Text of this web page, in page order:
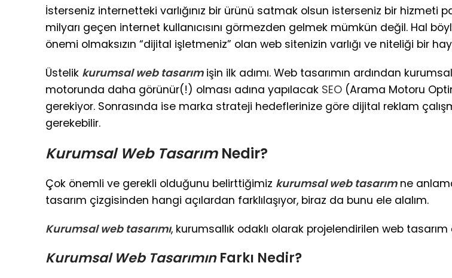
İsterseniz internetteki varlığınız bir ürünü satmak olsun isterseniz bir hizmeti
milyarı geçen internet kullanıcısını görmezden gelmek mümkün değil. Hal
önemi olmaksızın “dijital işletmeniz” olan web sitenizin varlığı ve niteliği bir
Üstelik kurumsal web tasarımişin ilk adımı. Web tasarımın ardından
motorunda daha görünür(!) olması adına yapılacak SEO (Arama Motoru
gerekiyor. Sonrasında ise marka strateji hedeflerinize göre dijital reklam
gerekebilir.
Kurumsal Web TasarımNedir?
Çok önemli ve gerekli olduğunu belirttiğimiz kurumsal web tasarımne
tasarım çizgisinden hangi açılardan farklılaşıyor, biraz da bunu ele alalım.
Kurumsal web tasarımı, kurumsallık odaklı olarak projelendirilen web
Kurumsal Web TasarımınFarkı Nedir?